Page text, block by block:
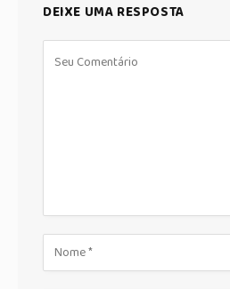
DEIXE UMA RESPOSTA